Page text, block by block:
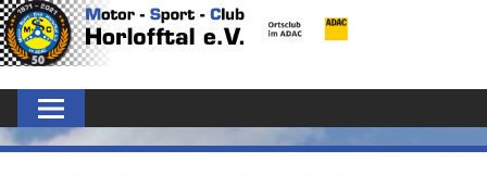
Zum
Inhalt
MSC
HORLOFFTAL
E.V.